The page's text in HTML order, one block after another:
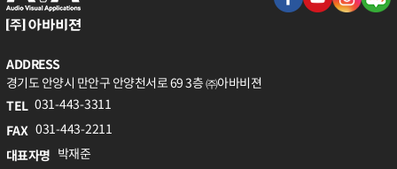
ADDRESS
경기도 안양시 만안구 안양천서로 69 3층 ㈜아바비젼
TEL 031-443-3311
FAX 031-443-2211
대표자명 박재준